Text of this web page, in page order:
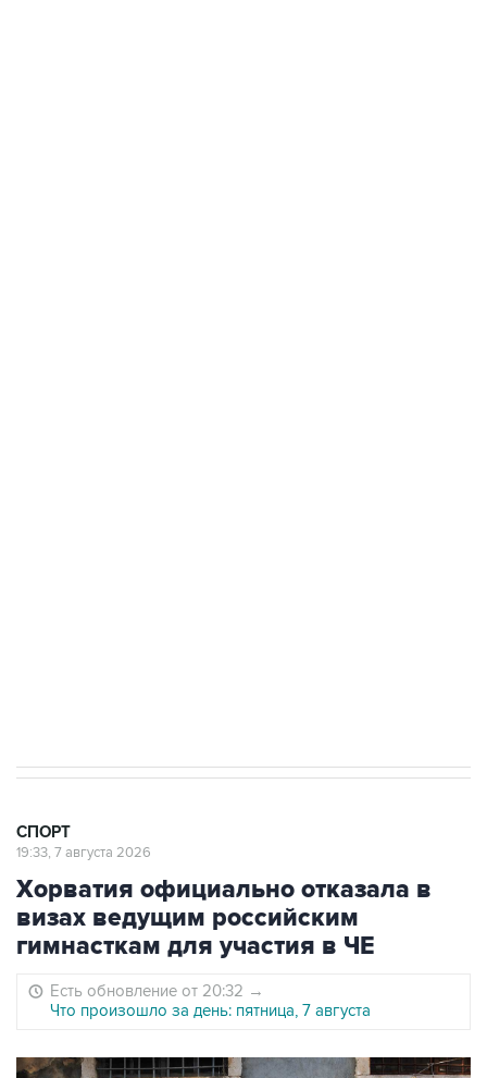
СПОРТ
19:33, 7 августа 2026
Хорватия официально отказала в
визах ведущим российским
гимнасткам для участия в ЧЕ
Есть обновление от 20:32 →
Что произошло за день: пятница, 7 августа